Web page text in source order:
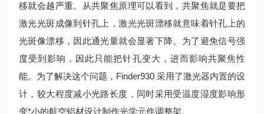
移就会越严重。从共聚焦原理可以看到，共聚焦就是要把
激光光斑成像到针孔上，激光光斑漂移就意味着针孔上的
光斑像漂移，因此通光量就会显著下降。为了避免信号强
度受到影响，因此只能把针孔变大，进而影响共聚焦性
能。为了解决这个问题，Finder930 采用了激光器内置的设
计，较大程度减小光路长度，同时采用受温度湿度影响形
变*小的航空铝材设计制作光学元件调整架。